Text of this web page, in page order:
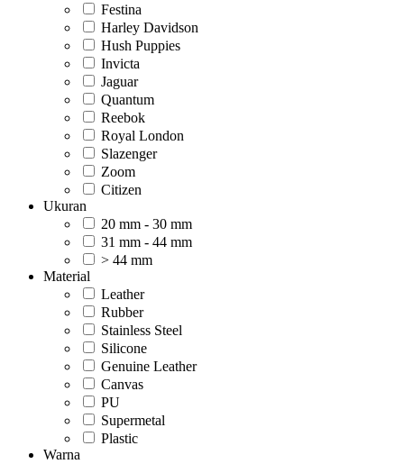
Festina
Harley Davidson
Hush Puppies
Invicta
Jaguar
Quantum
Reebok
Royal London
Slazenger
Zoom
Citizen
Ukuran
20 mm - 30 mm
31 mm - 44 mm
> 44 mm
Material
Leather
Rubber
Stainless Steel
Silicone
Genuine Leather
Canvas
PU
Supermetal
Plastic
Warna